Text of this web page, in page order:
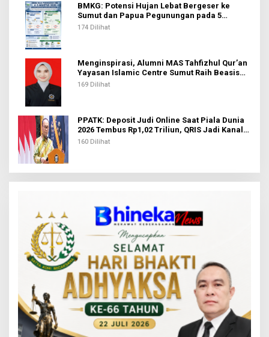
BMKG: Potensi Hujan Lebat Bergeser ke
Sumut dan Papua Pegunungan pada 5
Agustus
174 Dilihat
Menginspirasi, Alumni MAS Tahfizhul Qur’an
Yayasan Islamic Centre Sumut Raih Beasiswa
BIB Kemenag
169 Dilihat
PPATK: Deposit Judi Online Saat Piala Dunia
2026 Tembus Rp1,02 Triliun, QRIS Jadi Kanal
Terbanyak
160 Dilihat